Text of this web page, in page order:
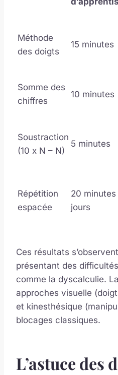
Méthode
des doigts
15 minutes
Somme des
chiffres
10 minutes
Soustraction
(10 x N – N)
5 minutes
Répétition
espacée
20 minutes
jours
Ces résultats
présentant des
comme la dyscalculie.
approches visuelle
et kinesthésique
blocages classiques.
L’astuce des